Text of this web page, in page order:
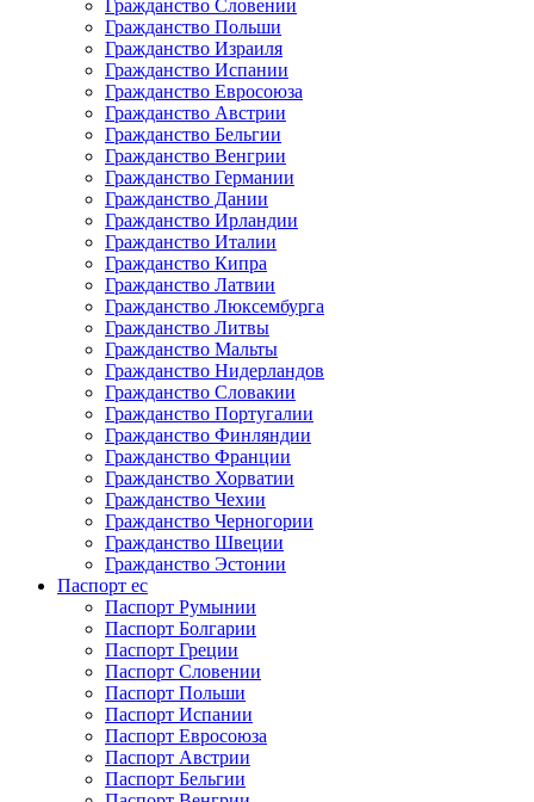
Гражданство Словении
Гражданство Польши
Гражданство Израиля
Гражданство Испании
Гражданство Евросоюза
Гражданство Австрии
Гражданство Бельгии
Гражданство Венгрии
Гражданство Германии
Гражданство Дании
Гражданство Ирландии
Гражданство Италии
Гражданство Кипра
Гражданство Латвии
Гражданство Люксембурга
Гражданство Литвы
Гражданство Мальты
Гражданство Нидерландов
Гражданство Словакии
Гражданство Португалии
Гражданство Финляндии
Гражданство Франции
Гражданство Хорватии
Гражданство Чехии
Гражданство Черногории
Гражданство Швеции
Гражданство Эстонии
Паспорт ес
Паспорт Румынии
Паспорт Болгарии
Паспорт Греции
Паспорт Словении
Паспорт Польши
Паспорт Испании
Паспорт Евросоюза
Паспорт Австрии
Паспорт Бельгии